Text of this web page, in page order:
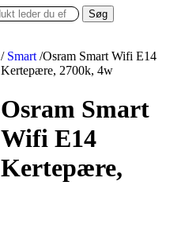
Søg
/ Smart /Osram Smart Wifi E14
Kertepære, 2700k, 4w
Osram Smart
Wifi E14
Kertepære,